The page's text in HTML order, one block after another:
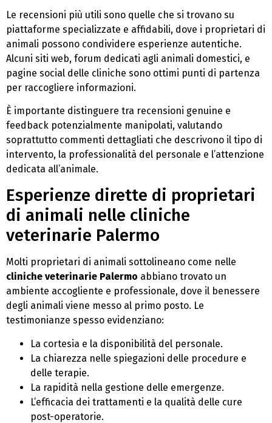
Le recensioni più utili sono quelle che si trovano su
piattaforme specializzate e affidabili, dove i proprietari di
animali possono condividere esperienze autentiche.
Alcuni siti web, forum dedicati agli animali domestici, e
pagine social delle cliniche sono ottimi punti di partenza
per raccogliere informazioni.
È importante distinguere tra recensioni genuine e
feedback potenzialmente manipolati, valutando
soprattutto commenti dettagliati che descrivono il tipo di
intervento, la professionalità del personale e l’attenzione
dedicata all’animale.
Esperienze dirette di proprietari
di animali nelle cliniche
veterinarie Palermo
Molti proprietari di animali sottolineano come nelle
cliniche veterinarie Palermo abbiano trovato un
ambiente accogliente e professionale, dove il benessere
degli animali viene messo al primo posto. Le
testimonianze spesso evidenziano:
La cortesia e la disponibilità del personale.
La chiarezza nelle spiegazioni delle procedure e
delle terapie.
La rapidità nella gestione delle emergenze.
L’efficacia dei trattamenti e la qualità delle cure
post-operatorie.